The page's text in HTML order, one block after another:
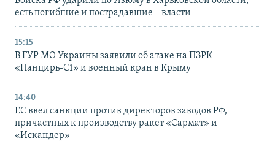
есть погибшие и пострадавшие – власти
15:15
В ГУР МО Украины заявили об атаке на ПЗРК
«Панцирь-С1» и военный кран в Крыму
14:40
ЕС ввел санкции против директоров заводов РФ,
причастных к производству ракет «Сармат» и
«Искандер»